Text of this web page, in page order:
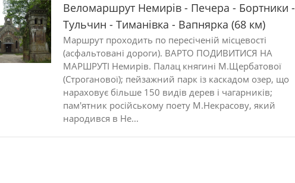
Веломаршрут Немирів - Печера - Бортники -
Тульчин - Тиманівка - Вапнярка (68 км)
Маршрут проходить по пересіченій місцевості
(асфальтовані дороги). ВАРТО ПОДИВИТИСЯ НА
МАРШРУТІ Немирів. Палац княгині М.Щербатової
(Строганової); пейзажний парк із каскадом озер, що
нараховує більше 150 видів дерев і чагарників;
пам'ятник російському поету М.Некрасову, який
народився в Не...